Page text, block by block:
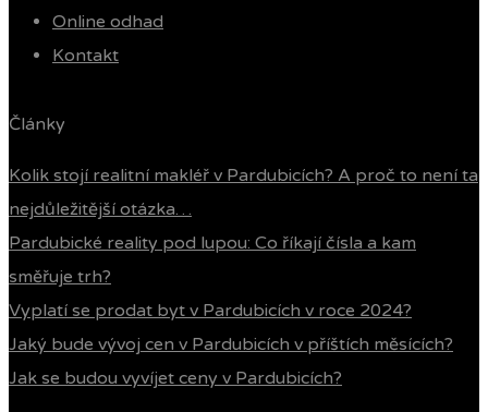
Online odhad
Kontakt
Články
Kolik stojí realitní makléř v Pardubicích? A proč to není ta
nejdůležitější otázka…
Pardubické reality pod lupou: Co říkají čísla a kam
směřuje trh?
Vyplatí se prodat byt v Pardubicích v roce 2024?
Jaký bude vývoj cen v Pardubicích v příštích měsících?
Jak se budou vyvíjet ceny v Pardubicích?